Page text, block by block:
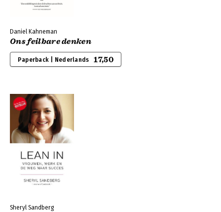
Daniel Kahneman
Ons feilbare denken
Paperback | Nederlands 17,50
Sheryl Sandberg